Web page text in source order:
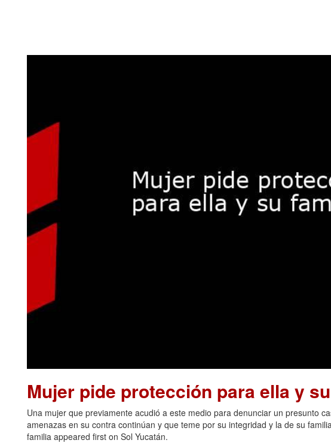
Mujer pide protección para ella y
Una mujer que previamente acudió a este medio para denunciar un presunto
amenazas en su contra continúan y que teme por su integridad y la de su
familia appeared first on Sol Yucatán.